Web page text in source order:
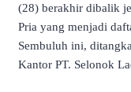
(28) berakhir dibalik
Pria yang menjadi
Sembuluh ini,
Kantor PT. Selonok